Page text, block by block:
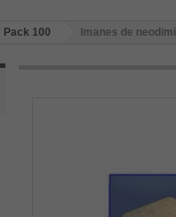
Pack 100 Imanes de